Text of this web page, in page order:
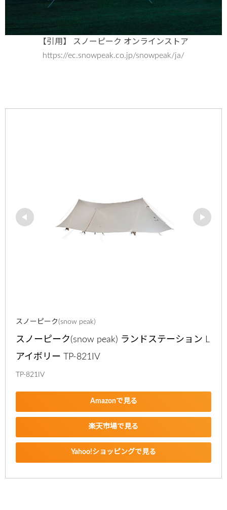
【引用】 スノーピーク オンラインストア
https://ec.snowpeak.co.jp/snowpeak/ja/
スノーピーク(snow peak)
スノーピーク(snow peak) ランドステーション L
アイボリー TP-821IV
TP-821IV
Amazonで見る
楽天市場で見る
Yahoo!ショッピングで見る